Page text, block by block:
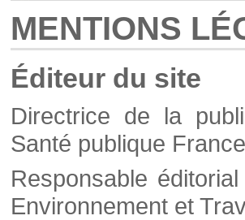
MENTIONS
Éditeur du site
Directrice de la
Santé publique France
Responsable
Environnement et